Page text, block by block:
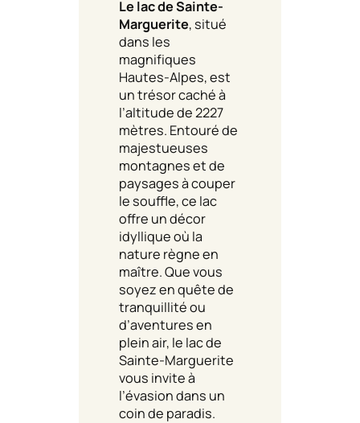
Le lac de Sainte-
Marguerite, situé
dans les
magnifiques
Hautes-Alpes, est
un trésor caché à
l’altitude de 2227
mètres. Entouré de
majestueuses
montagnes et de
paysages à couper
le souffle, ce lac
offre un décor
idyllique où la
nature règne en
maître. Que vous
soyez en quête de
tranquillité ou
d’aventures en
plein air, le lac de
Sainte-Marguerite
vous invite à
l’évasion dans un
coin de paradis.